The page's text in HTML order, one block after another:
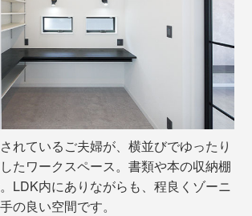
れているご夫婦が、横並びでゆったり
たワークスペース。書類や本の収納棚
LDK内にありながらも、程良くゾーニ
の良い空間です。